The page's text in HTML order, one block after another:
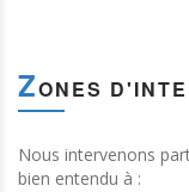
ZONES
Nous intervenons
bien entendu à :